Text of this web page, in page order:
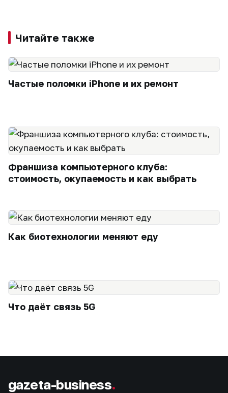
Читайте также
Частые поломки iPhone и их ремонт
Франшиза компьютерного клуба:
стоимость, окупаемость и как выбрать
Как биотехнологии меняют еду
Что даёт связь 5G
gazeta-business.